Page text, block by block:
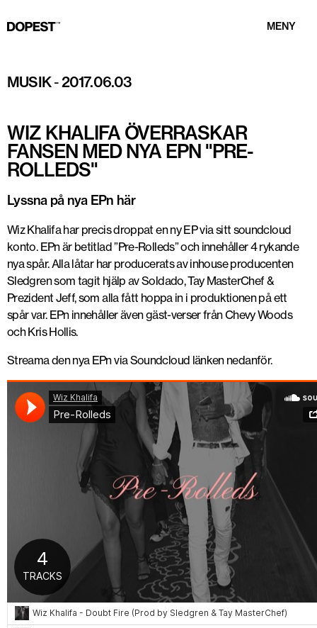
MENY
MUSIK-2017.06.03
WIZ KHALIFA ÖVERRASKAR
FANSEN MED NYA EPN "PRE-
ROLLEDS"
Lyssna på nya EPn här
Wiz Khalifa har precis droppat en ny EP via sitt soundcloud
konto. EPn är betitlad ”Pre-Rolleds” och innehåller 4 rykande
nya spår. Alla låtar har producerats av inhouse producenten
Sledgren som tagit hjälp av Soldado, Tay MasterChef &
Prezident Jeff, som alla fått hoppa in i produktionen på ett
spår var. EPn innehåller även gäst-verser från Chevy Woods
och Kris Hollis.
Streama den nya EPn via Soundcloud länken nedanför.